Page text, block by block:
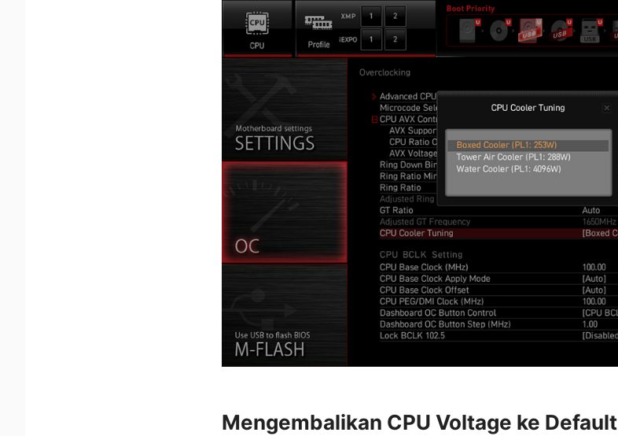
Mengembalikan CPU Voltage ke Default